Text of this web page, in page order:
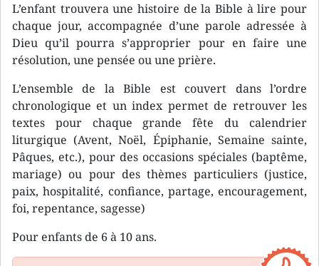
L’enfant trouvera une histoire de la Bible à lire pour
chaque jour, accompagnée d’une parole adressée à
Dieu qu’il pourra s’approprier pour en faire une
résolution, une pensée ou une prière.
L’ensemble de la Bible est couvert dans l’ordre
chronologique et un index permet de retrouver les
textes pour chaque grande fête du calendrier
liturgique (Avent, Noël, Épiphanie, Semaine sainte,
Pâques, etc.), pour des occasions spéciales (baptême,
mariage) ou pour des thèmes particuliers (justice,
paix, hospitalité, confiance, partage, encouragement,
foi, repentance, sagesse)
Pour enfants de 6 à 10 ans.